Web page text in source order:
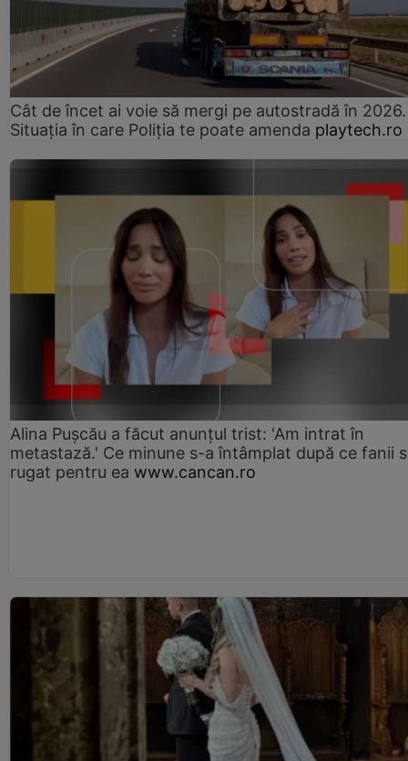
Cât de încet ai voie să mergi pe autostradă în 2026.
Situația în care Poliția te poate amenda playtech.ro
Alina Pușcău a făcut anunțul trist: 'Am intrat în
metastază.' Ce minune s-a întâmplat după ce fanii
rugat pentru ea www.cancan.ro